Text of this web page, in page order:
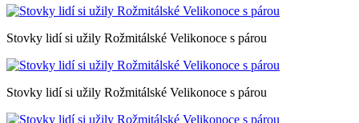
Stovky lidí si užily Rožmitálské Velikonoce s párou
Stovky lidí si užily Rožmitálské Velikonoce s párou